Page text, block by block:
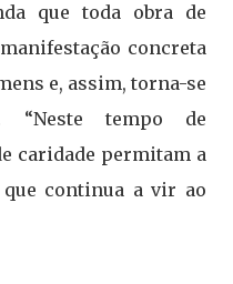
que toda obra de
concreta
e, assim, torna-se
“Neste tempo de
caridade permitam a
continua a vir ao